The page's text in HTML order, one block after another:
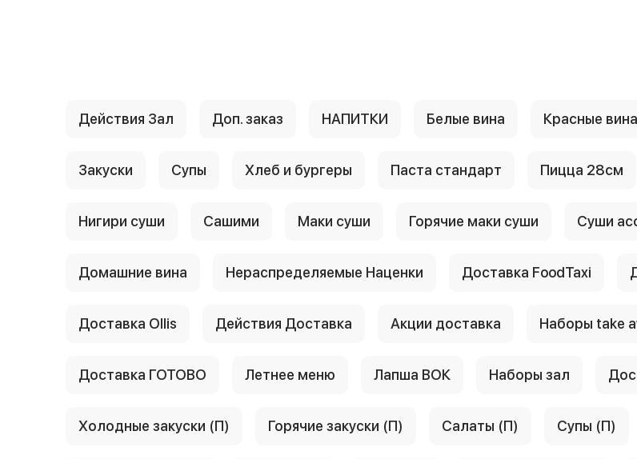
Действия Зал Доп. заказ НАПИТКИ Белые вина Красные вина
Закуски Супы Хлеб и бургеры Паста стандарт Пицца 28см
Нигири суши Сашими Маки суши Горячие маки суши Суши
Домашние вина Нераспределяемые Наценки Доставка FoodTaxi
Доставка Ollis Действия Доставка Акции доставка Наборы take
Доставка ГОТОВО Летнее меню Лапша ВОК Наборы зал
Холодные закуски (П) Горячие закуски (П) Салаты (П) Супы (П)